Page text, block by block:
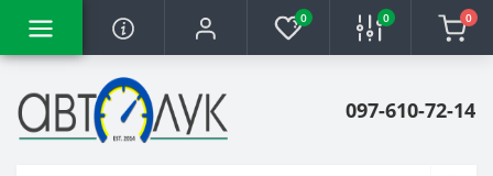
0 0 0
097-610-72-14